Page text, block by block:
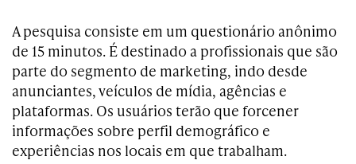
A pesquisa consiste em um questionário anônimo
de 15 minutos. É destinado a profissionais que são
parte do segmento de marketing, indo desde
anunciantes, veículos de mídia, agências e
plataformas. Os usuários terão que forcener
informações sobre perfil demográfico e
experiências nos locais em que trabalham.